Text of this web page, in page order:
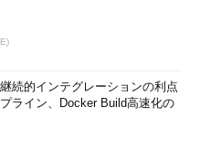
続的インテグレーションの利点
ライン、Docker Build高速化の